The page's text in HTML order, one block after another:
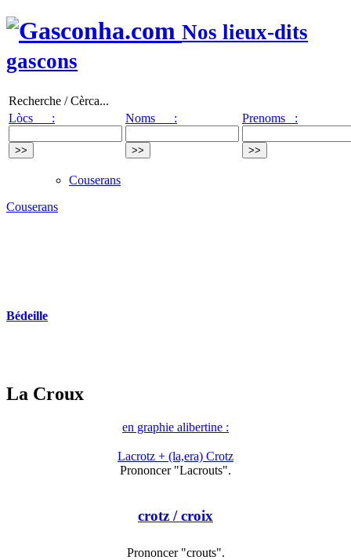
Nos lieux-dits
gascons
Recherche / Cèrca...
Lòcs :
Noms : Prenoms :
Couserans
Couserans
Bédeille
La Croux
en graphie alibertine :
Lacrotz + (la,era) Crotz
Prononcer "Lacrouts".
crotz / croix
Prononcer "crouts".